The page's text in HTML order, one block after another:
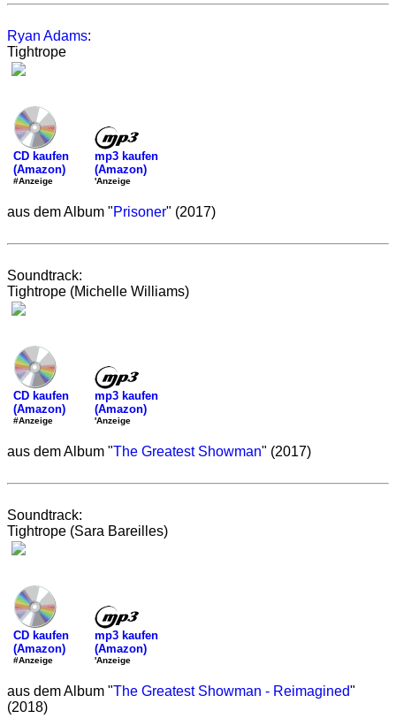
Ryan Adams:
Tightrope
CD kaufen
(Amazon)
#Anzeige
mp3 kaufen
(Amazon)
'Anzeige
aus dem Album "Prisoner" (2017)
Soundtrack:
Tightrope (Michelle Williams)
CD kaufen
(Amazon)
#Anzeige
mp3 kaufen
(Amazon)
'Anzeige
aus dem Album "The Greatest Showman" (2017)
Soundtrack:
Tightrope (Sara Bareilles)
CD kaufen
(Amazon)
#Anzeige
mp3 kaufen
(Amazon)
'Anzeige
aus dem Album "The Greatest Showman - Reimagined"
(2018)